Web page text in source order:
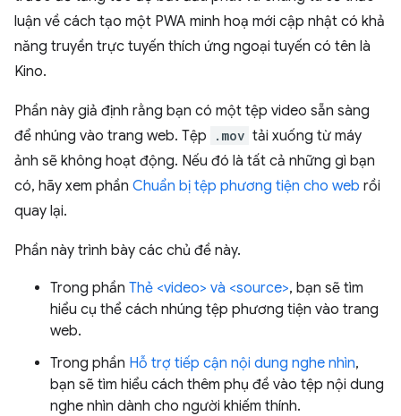
luận về cách tạo một PWA minh hoạ mới cập nhật có khả
năng truyền trực tuyến thích ứng ngoại tuyến có tên là
Kino.
Phần này giả định rằng bạn có một tệp video sẵn sàng
để nhúng vào trang web. Tệp
.mov tải xuống từ máy
ảnh sẽ không hoạt động. Nếu đó là tất cả những gì bạn
có, hãy xem phần Chuẩn bị tệp phương tiện cho web rồi
quay lại.
Phần này trình bày các chủ đề này.
Trong phần Thẻ <video> và <source>, bạn sẽ tìm
hiểu cụ thể cách nhúng tệp phương tiện vào trang
web.
Trong phần Hỗ trợ tiếp cận nội dung nghe nhìn,
bạn sẽ tìm hiểu cách thêm phụ đề vào tệp nội dung
nghe nhìn dành cho người khiếm thính.